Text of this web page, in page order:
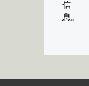
信
息。